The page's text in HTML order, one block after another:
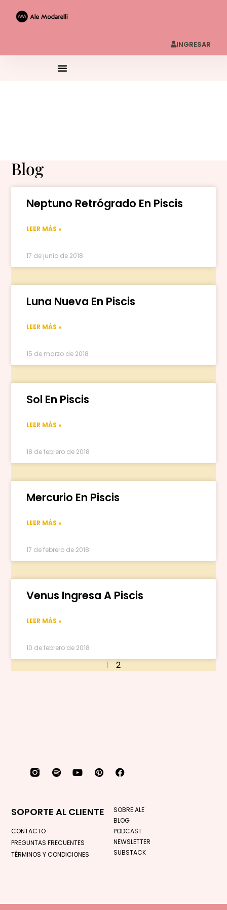
INGRESAR
Blog
Neptuno Retrógrado En Piscis
LEER MÁS »
17 de junio de 2018
Luna Nueva En Piscis
LEER MÁS »
15 de marzo de 2018
Sol En Piscis
LEER MÁS »
18 de febrero de 2018
Mercurio En Piscis
LEER MÁS »
17 de febrero de 2018
Venus Ingresa A Piscis
LEER MÁS »
10 de febrero de 2018
1 2
SOBRE ALE
BLOG
PODCAST
NEWSLETTER
SUBSTACK
SOPORTE AL CLIENTE
CONTACTO
PREGUNTAS FRECUENTES
TÉRMINOS Y CONDICIONES